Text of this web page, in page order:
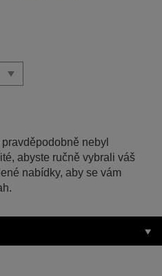
nebyl
abyste ručně vybrali váš
nabídky, aby se vám